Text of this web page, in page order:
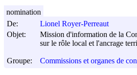
De:
Lionel Royer-Perreaut
Objet:
Mission d'information de la
sur le rôle local et l'ancrage
Groupe: Commissions et organes de
nomination